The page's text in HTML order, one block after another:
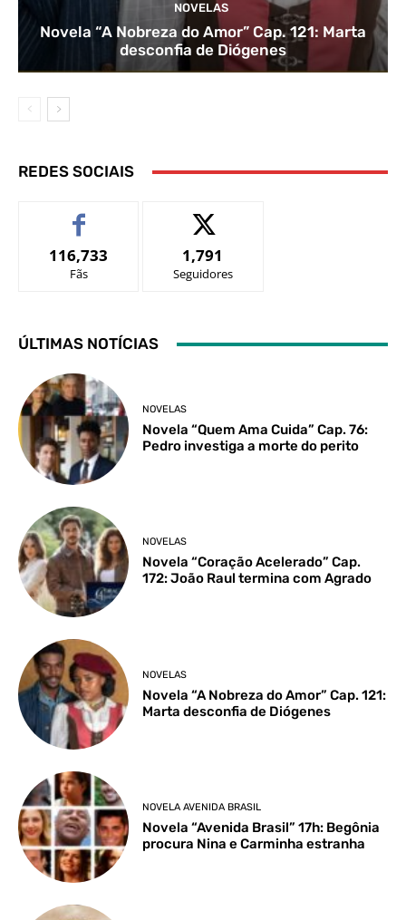
NOVELAS
Novela “A Nobreza do Amor” Cap. 121: Marta
desconfia de Diógenes
REDES SOCIAIS
116,733
Fãs
1,791
Seguidores
ÚLTIMAS NOTÍCIAS
NOVELAS
Novela “Quem Ama Cuida” Cap. 76:
Pedro investiga a morte do perito
NOVELAS
Novela “Coração Acelerado” Cap.
172: João Raul termina com Agrado
NOVELAS
Novela “A Nobreza do Amor” Cap. 121:
Marta desconfia de Diógenes
NOVELA AVENIDA BRASIL
Novela “Avenida Brasil” 17h: Begônia
procura Nina e Carminha estranha